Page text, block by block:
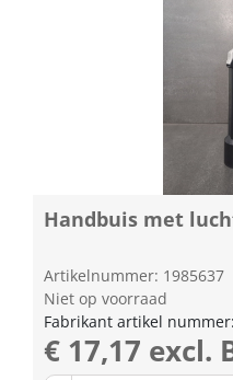
Handbuis met
Artikelnummer: 1985637
Niet op voorraad
Fabrikant artikel
€ 17,17 excl.